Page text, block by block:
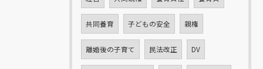
共同養育 子どもの安全 親権
離婚後の子育て 民法改正 DV